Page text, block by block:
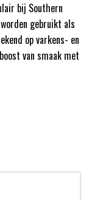
bij Southern
worden gebruikt als
op varkens- en
van smaak met